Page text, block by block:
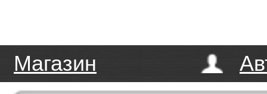
Магазин